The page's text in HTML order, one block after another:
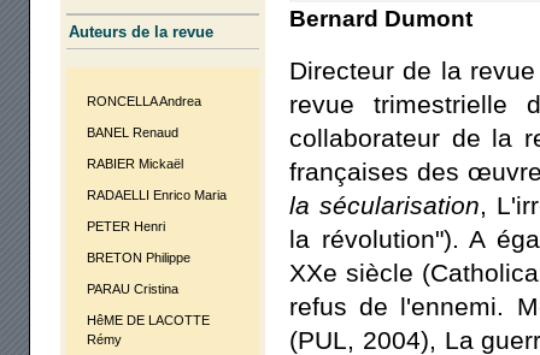
Auteurs de la revue
RONCELLA Andrea
BANEL Renaud
RABIER Mickaël
RADAELLI Enrico Maria
PETER Henri
BRETON Philippe
PARAU Cristina
HêME DE LACOTTE
Rémy
Bernard Dumont
Directeur de la
revue trimestrielle
collaborateur de la
françaises des
la sécularisation,
la révolution"). A
XXe siècle
refus de l'ennemi.
(PUL, 2004), La